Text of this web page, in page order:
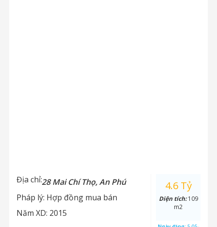
Địa chỉ:28 Mai Chí Thọ, An Phú
Pháp lý: Hợp đồng mua bán
Năm XD: 2015
4.6 Tỷ
Diện tích:109
m2